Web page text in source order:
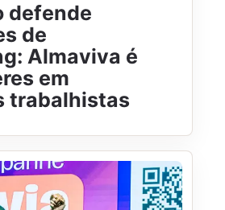
defende
de
Almaviva é
em
trabalhistas